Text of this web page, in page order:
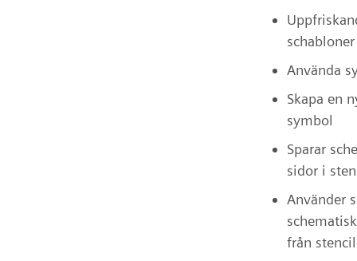
schabloner
Använda
Skapa en
symbol
Sparar
sidor i
Använder
från